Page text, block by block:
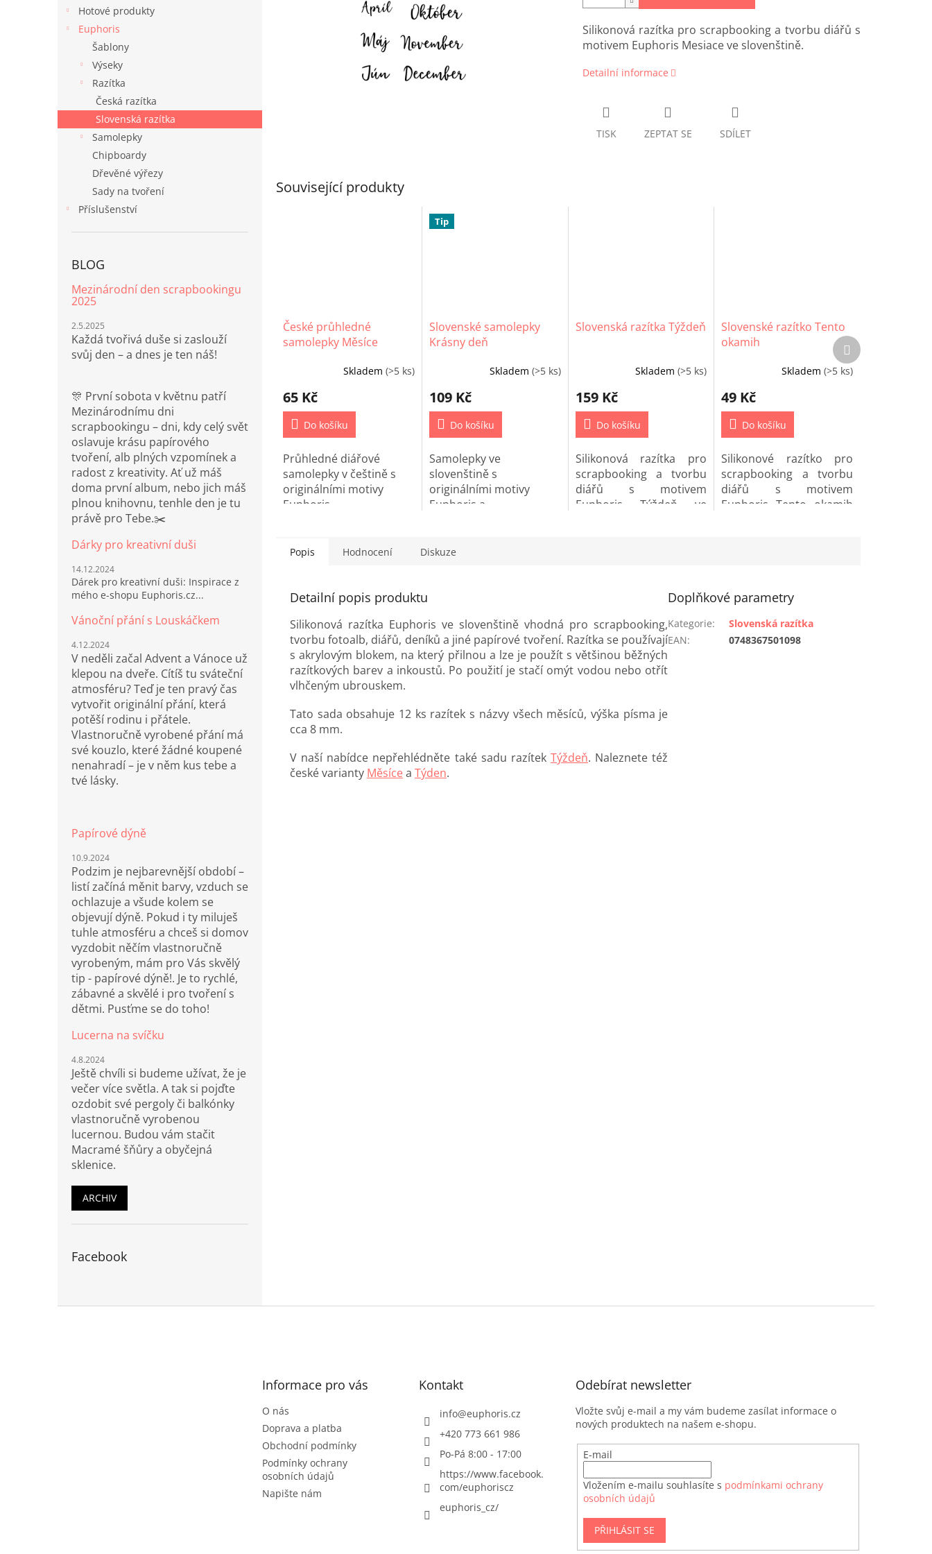
Hotové produkty
Euphoris
Šablony
Výseky
Razítka
Česká razítka
Slovenská razítka
Samolepky
Chipboardy
Dřevěné výřezy
Sady na tvoření
Příslušenství
BLOG
Mezinárodní den scrapbookingu
2025
2.5.2025
Každá tvořivá duše si zaslouží
svůj den – a dnes je ten náš!
🎊 První sobota v květnu patří
Mezinárodnímu dni
scrapbookingu – dni, kdy celý svět
oslavuje krásu papírového
tvoření, alb plných vzpomínek a
radost z kreativity. Ať už máš
doma první album, nebo jich máš
plnou knihovnu, tenhle den je tu
právě pro Tebe.✂️
Dárky pro kreativní duši
14.12.2024
Dárek pro kreativní duši: Inspirace z
mého e-shopu Euphoris.cz...
Vánoční přání s Louskáčkem
4.12.2024
V neděli začal Advent a Vánoce už
klepou na dveře. Cítíš tu sváteční
atmosféru? Teď je ten pravý čas
vytvořit originální přání, která
potěší rodinu i přátele.
Vlastnoručně vyrobené přání má
své kouzlo, které žádné koupené
nenahradí – je v něm kus tebe a
tvé lásky.
Papírové dýně
10.9.2024
Podzim je nejbarevnější období –
listí začíná měnit barvy, vzduch se
ochlazuje a všude kolem se
objevují dýně. Pokud i ty miluješ
tuhle atmosféru a chceš si domov
vyzdobit něčím vlastnoručně
vyrobeným, mám pro Vás skvělý
tip - papírové dýně!. Je to rychlé,
zábavné a skvělé i pro tvoření s
dětmi. Pusťme se do toho!
Lucerna na svíčku
4.8.2024
Ještě chvíli si budeme užívat, že je
večer více světla. A tak si pojďte
ozdobit své pergoly či balkónky
vlastnoručně vyrobenou
lucernou. Budou vám stačit
Macramé šňůry a obyčejná
sklenice.
ARCHIV
Facebook
Silikonová razítka pro scrapbooking a tvorbu diářů s
motivem Euphoris Mesiace ve slovenštině.
Detailní informace
TISK ZEPTAT SE SDÍLET
Související produkty
České průhledné
samolepky Měsíce
Skladem (>5 ks)
65 Kč
Do košíku
Průhledné diářové
samolepky v češtině s
originálními motivy
Euphoris.
Tip
Slovenské samolepky
Krásny deň
Skladem (>5 ks)
109 Kč
Do košíku
Samolepky ve
slovenštině s
originálními motivy
Euphoris a
Slovenská razítka Týždeň
Skladem(>5 ks)
159 Kč
Do košíku
Silikonová razítka pro
scrapbooking a tvorbu
diářů s motivem
Euphoris Týždeň ve
Slovenské razítko Tento
okamih
Skladem (>5 ks)
49 Kč
Do košíku
Silikonové razítko pro
scrapbooking a tvorbu
diářů s motivem
Euphoris Tento okamih
Další
produkt
Popis Hodnocení Diskuze
Detailní popis produktu
Silikonová razítka Euphoris ve slovenštině vhodná pro scrapbooking,
tvorbu fotoalb, diářů, deníků a jiné papírové tvoření. Razítka se používají
s akrylovým blokem, na který přilnou a lze je použít s většinou běžných
razítkových barev a inkoustů. Po použití je stačí omýt vodou nebo otřít
vlhčeným ubrouskem.
Tato sada obsahuje 12 ks razítek s názvy všech měsíců, výška písma je
cca 8 mm.
V naší nabídce nepřehlédněte také sadu razítekTýždeň. Naleznete též
české varianty Měsícea Týden.
Doplňkové parametry
Kategorie:
Slovenská razítka
EAN: 0748367501098
Informace pro vás
O nás
Doprava a platba
Obchodní podmínky
Podmínky ochrany
osobních údajů
Napište nám
Kontakt
info@euphoris.cz
+420 773 661 986
Po-Pá 8:00 - 17:00
https://www.facebook.
com/euphoriscz
euphoris_cz/
Odebírat newsletter
Vložte svůj e-mail a my vám budeme zasílat informace o
nových produktech na našem e-shopu.
E-mail
Vložením e-mailu souhlasíte s podmínkami ochrany
osobních údajů
PŘIHLÁSIT SE